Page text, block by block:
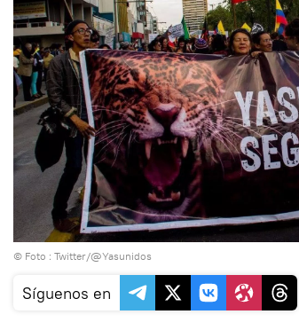
© Foto : Twitter/@Yasunidos
Síguenos en